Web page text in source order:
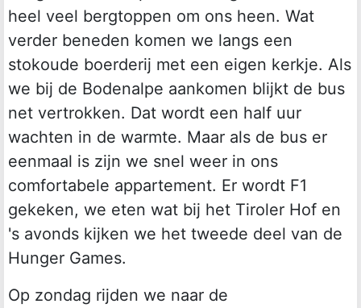
heel veel bergtoppen om ons heen. Wat
verder beneden komen we langs een
stokoude boerderij met een eigen kerkje. Als
we bij de Bodenalpe aankomen blijkt de bus
net vertrokken. Dat wordt een half uur
wachten in de warmte. Maar als de bus er
eenmaal is zijn we snel weer in ons
comfortabele appartement. Er wordt F1
gekeken, we eten wat bij het Tiroler Hof en
's avonds kijken we het tweede deel van de
Hunger Games.
Op zondag rijden we naar de